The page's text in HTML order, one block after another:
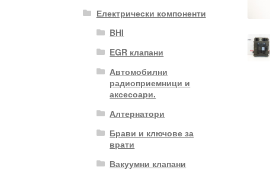
Електрически компоненти
BHI
EGR клапани
Автомобилни
радиоприемници и
аксесоари.
Алтернатори
Брави и ключове за
врати
Вакуумни клапани